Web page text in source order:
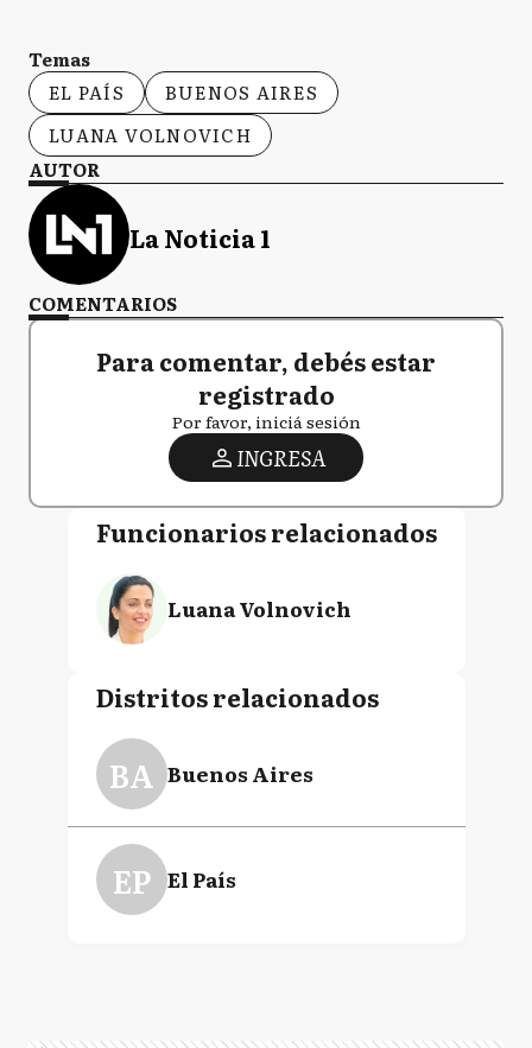
Temas
EL PAÍS
BUENOS AIRES
LUANA VOLNOVICH
AUTOR
La Noticia 1
COMENTARIOS
Para comentar, debés estar
registrado
Por favor, iniciá sesión
INGRESA
Funcionarios relacionados
Luana Volnovich
Distritos relacionados
BA Buenos Aires
EP El País